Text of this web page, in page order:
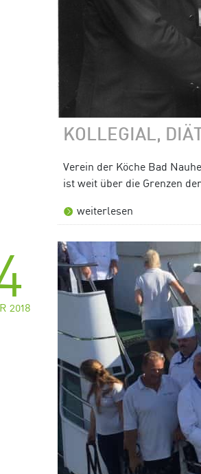
KOLLEGIAL,
Verein der Köche Bad
ist weit über die Grenzen
weiterlesen
2018